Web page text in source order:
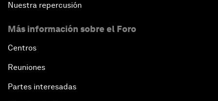
Nuestra repercusión
Más información sobre el Foro
Centros
Reuniones
Partes interesadas